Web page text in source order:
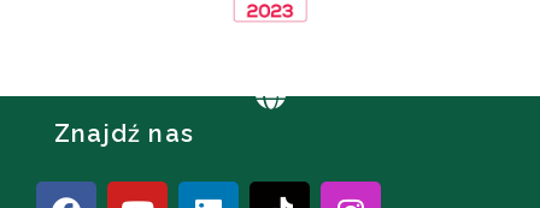
Znajdź nas